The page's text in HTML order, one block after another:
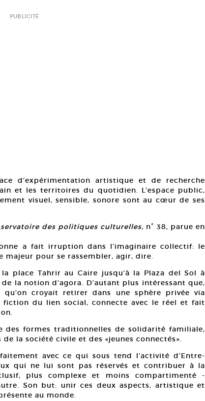
PUBLICITÉ
d’expérimentation artistique et de recherche
et les territoires du quotidien. L’espace public,
visuel, sensible, sonore sont au cœur de ses
des politiques culturelles, n° 38, parue en
a fait irruption dans l’imaginaire collectif: le
majeur pour se rassembler, agir, dire.
place Tahrir au Caire jusqu’à la Plaza del Sol à
la notion d’agora. D’autant plus intéressant que,
croyait retirer dans une sphère privée via
fiction du lien social, connecte avec le réel et fait
des formes traditionnelles de solidarité familiale,
la société civile et des «jeunes connectés».
avec ce qui sous tend l’activité d’Entre-
qui ne lui sont pas réservés et contribuer à la
plus complexe et moins compartimenté -
Son but: unir ces deux aspects, artistique et
au monde.